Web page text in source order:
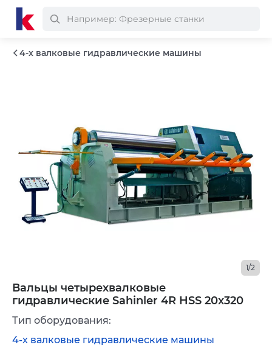
4-х валковые гидравлические машины
Вальцы четырехвалковые
гидравлические Sahinler 4R HSS 20x320
1/2
Тип оборудования:
4-х валковые гидравлические машины